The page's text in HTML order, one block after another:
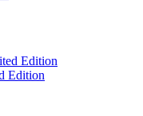
Edition